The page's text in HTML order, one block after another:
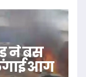
ने बस
आग